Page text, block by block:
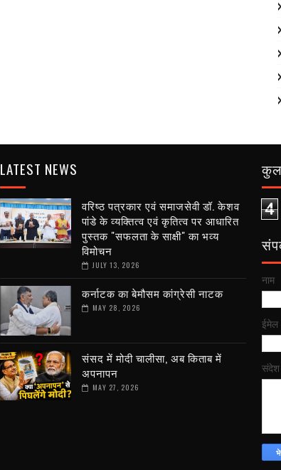
LATEST NEWS
वरिष्ठ पत्रकार एवं समाजसेवी डॉ. केशव
पांडे के व्यक्तित्व एवं कृतित्व पर आधारित
पुस्तक "सफलता के साक्षी" का भव्य
विमोचन
JULY 13, 2026
कर्नाटक का बेमौसम कांग्रेसी नाटक
MAY 28, 2026
संसद में मोदी चालीसा, अब किताब में
अपनापन
MAY 27, 2026
4
नाम
ईमेल
संदेश